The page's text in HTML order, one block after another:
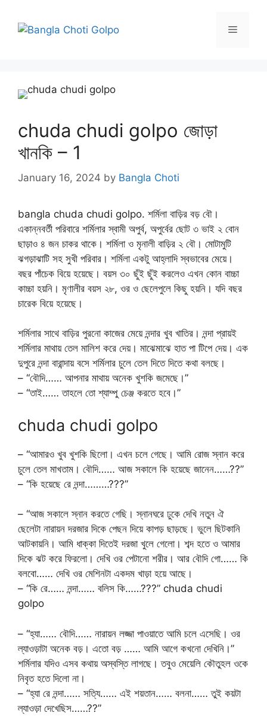
content
Menu
chuda chudi golpo জোড়া
খানকি – 1
January 16, 2024 by Bangla Choti
bangla chuda chudi golpo. শর্মিলা বাড়ির বড় বৌ।
একান্নবর্তী পরিবারে শর্মিলার স্বামী অপুর্ব, অপুর্বের ছোট ৩ ভাই ২ বোন
ছাড়াও ৪ জন চাকর থাকে। শর্মিলা ও মৃনালী বাড়ির ২ বৌ। মোটামুটি
ঝগড়াঝাটি সহ সুখী পরিবার। শর্মিলা একটু আহ্লাদি স্বভাবের মেয়ে।
বছর পাঁচেক বিয়ে হয়েছে। বয়স ৩০ ছুঁই ছুঁই করলেও এখন কোন বাচ্চা
কাচ্চা হয়নি। মৃণালীর বয়স ২৮, ওর ও ছেলেপুলে কিছু হয়নি। যদি বছর
চারেক বিয়ে হয়েছে।
শর্মিলার সাথে বাড়ির পুরনো কাজের মেয়ে নন্দার খুব খাতির। নন্দা প্রায়ই
শর্মিলার মাথায় তেল মালিশ করে দেয়। মাঝেমাঝে হাত পা টিপে দেয়। এক
দুপুরে নন্দা বারান্দায় বসে শর্মিলার চুলে তেল দিতে দিতে কথা বলছে।
– “বৌদি…… আপনার মাথায় অনেক খুশকি জমেছে।”
– “তাই…… তাহলে তো শ্যাম্পু চেঞ্জ করতে হবে।”
chuda chudi golpo
– “আমারও খুব খুশকি ছিলো। এখন চলে গেছে। আমি রোজ স্নান করে
চুলে তেল মাখতাম। বৌদি…… আজ সকালে কি হয়েছে জানেন……??”
– “কি হয়েছে রে নন্দা………???”
– “আজ সকালে স্নান করতে গেছি। স্নানঘরে ঢুকে দেখি নতুন ঐ
ছেলেটা নারায়ন দরজার দিকে পেছন দিয়ে কাপড় ছাড়ছে। ভুলে ছিটকানি
আটকায়নি। আমি ধাক্কা দিতেই দরজা খুলে গেলো। শব্দ হতে ও আমার
দিকে ঝট করে ফিরলো। দেখি ওর পেটানো শরীর। আর বৌদি গো…… কি
বলবো…… দেখি ওর মেশিনটা একদম খাড়া হয়ে আছে।
– “কি রে…… নন্দা…… বলিস কি……???” chuda chudi
golpo
– “হ্যা…… বৌদি…… নারায়ন লজ্জা পাওয়াতে আমি চলে এসেছি। ওর
ল্যাওড়াটা অনেক বড়। এতো বড় …… আমি আগে কখনো দেখিনি।”
শর্মিলার যদিও এসব কথায় অস্বস্তি লাগছে। তবুও মেয়েলি কৌতুহল ওকে
নিবৃত হতে দিলো না।
– “হ্যা রে নন্দা…… সত্যি…… এই শয়তান…… বলনা…… তুই কয়টা
ল্যাওড়া দেখেছিস……??”